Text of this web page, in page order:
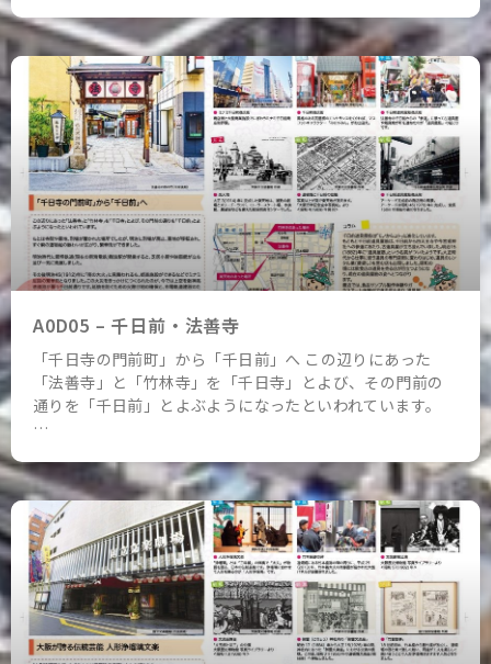
A0D05 – 千日前・法善寺
「千日寺の門前町」から「千日前」へ この辺りにあった
「法善寺」と「竹林寺」を「千日寺」とよび、その門前の
通りを「千日前」とよぶようになったといわれています。
…